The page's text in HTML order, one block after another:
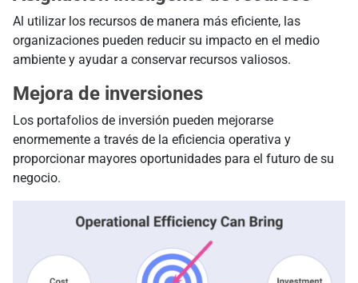
Al utilizar los recursos de manera más eficiente, las
organizaciones pueden reducir su impacto en el medio
ambiente y ayudar a conservar recursos valiosos.
Mejora de inversiones
Los portafolios de inversión pueden mejorarse
enormemente a través de la eficiencia operativa y
proporcionar mayores oportunidades para el futuro de su
negocio.